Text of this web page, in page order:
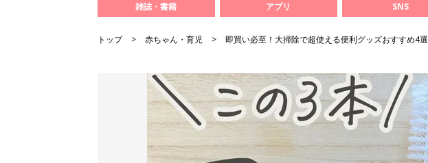
雑誌・書籍 アプリ SNS
トップ 赤ちゃん・育児 即買い必至！大掃除で超使える便利グッズおすすめ4選